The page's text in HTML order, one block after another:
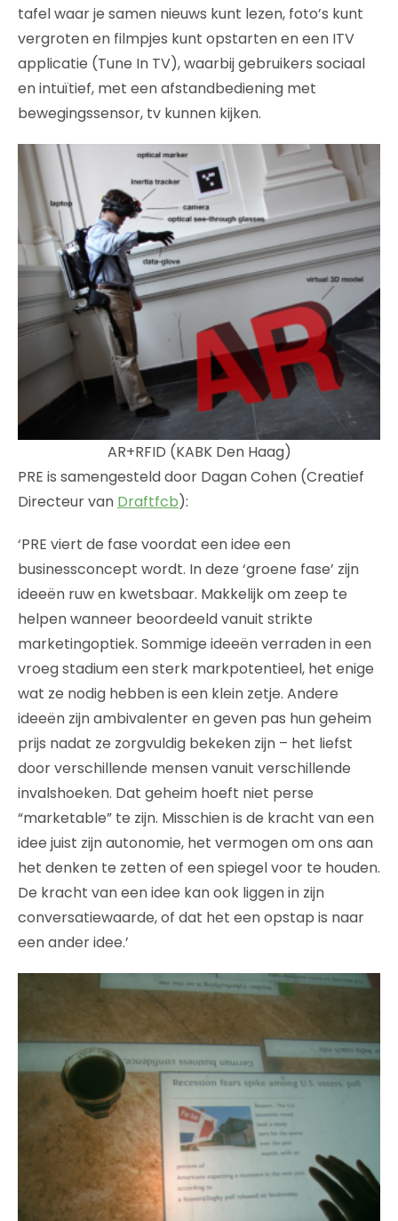
tafel waar je samen nieuws kunt lezen, foto’s kunt
vergroten en filmpjes kunt opstarten en een ITV
applicatie (Tune In TV), waarbij gebruikers sociaal
en intuïtief, met een afstandbediening met
bewegingssensor, tv kunnen kijken.
AR+RFID (KABK Den Haag)
PRE is samengesteld door Dagan Cohen (Creatief
Directeur van Draftfcb):
‘PRE viert de fase voordat een idee een
businessconcept wordt. In deze ‘groene fase’ zijn
ideeën ruw en kwetsbaar. Makkelijk om zeep te
helpen wanneer beoordeeld vanuit strikte
marketingoptiek. Sommige ideeën verraden in een
vroeg stadium een sterk markpotentieel, het enige
wat ze nodig hebben is een klein zetje. Andere
ideeën zijn ambivalenter en geven pas hun geheim
prijs nadat ze zorgvuldig bekeken zijn – het liefst
door verschillende mensen vanuit verschillende
invalshoeken. Dat geheim hoeft niet perse
“marketable” te zijn. Misschien is de kracht van een
idee juist zijn autonomie, het vermogen om ons aan
het denken te zetten of een spiegel voor te houden.
De kracht van een idee kan ook liggen in zijn
conversatiewaarde, of dat het een opstap is naar
een ander idee.’